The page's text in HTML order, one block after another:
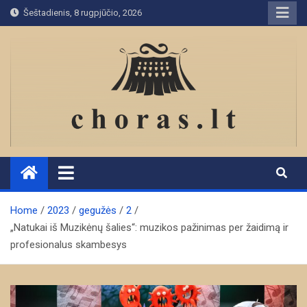
Skip
to
Šeštadienis, 8 rugpjūčio, 2026
Home 2023 gegužės
2
„Natukai iš Muzikėnų šalies“: muzikos pažinimas per žaidimą ir
profesionalus skambesys